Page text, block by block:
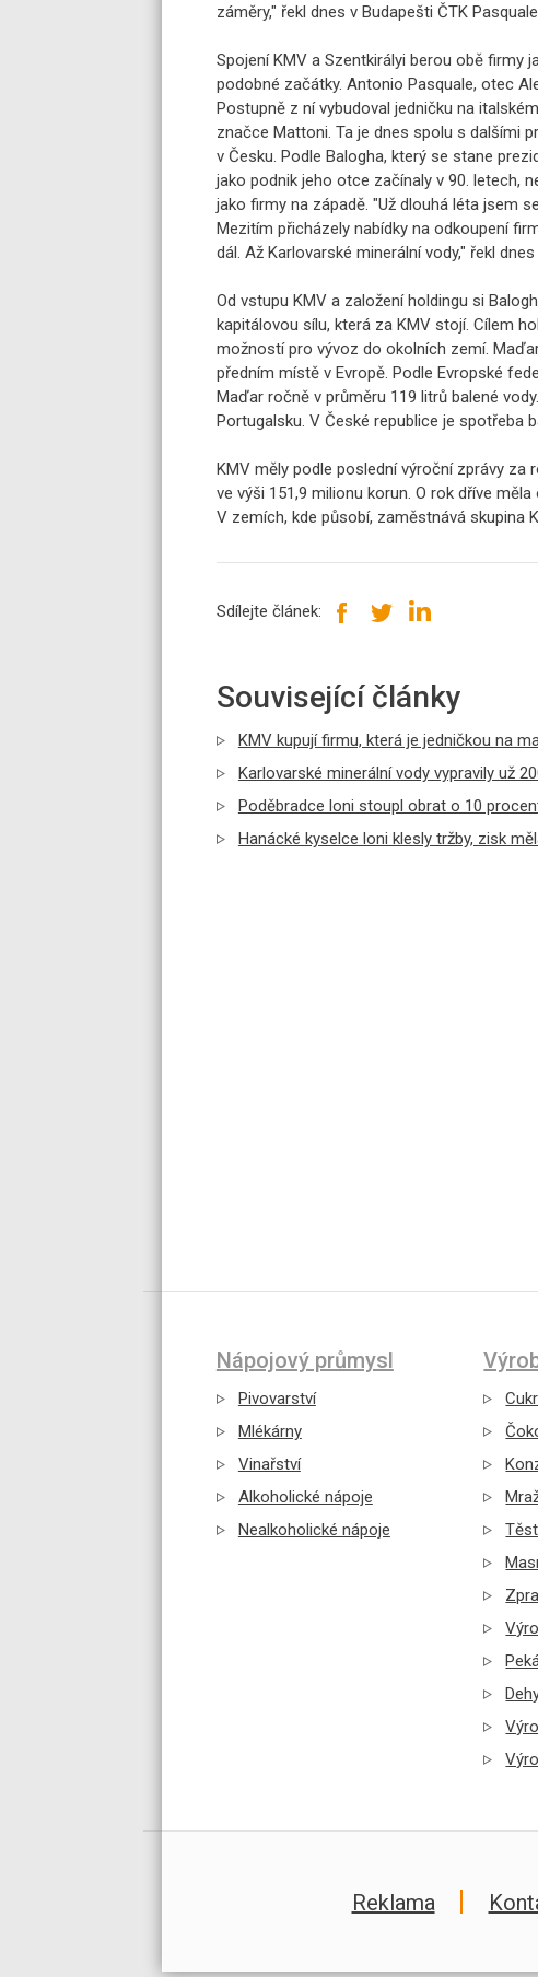
záměry," řekl dnes v Budapešti ČTK
Spojení KMV a Szentkirályi berou obě firmy
podobné začátky. Antonio Pasquale, otec
Postupně z ní vybudoval jedničku na
značce Mattoni. Ta je dnes spolu s dalšími
v Česku. Podle Balogha, který se stane
jako podnik jeho otce začínaly v 90. letech,
jako firmy na západě. "Už dlouhá léta jsem
Mezitím přicházely nabídky na odkoupení
dál. Až Karlovarské minerální vody," řekl dnes
Od vstupu KMV a založení holdingu si
kapitálovou sílu, která za KMV stojí. Cílem
možností pro vývoz do okolních zemí.
předním místě v Evropě. Podle Evropské
Maďar ročně v průměru 119 litrů balené
Portugalsku. V České republice je spotřeba
KMV měly podle poslední výroční zprávy
ve výši 151,9 milionu korun. O rok dříve
V zemích, kde působí, zaměstnává skupina
Sdílejte článek:
Související články
KMV kupují firmu, která je jedničkou na
Karlovarské minerální vody vypravily už
Poděbradce loni stoupl obrat o 10
Hanácké kyselce loni klesly tržby, zisk
Nápojový průmysl
Pivovarství
Mlékárny
Vinařství
Alkoholické nápoje
Nealkoholické nápoje
Reklama